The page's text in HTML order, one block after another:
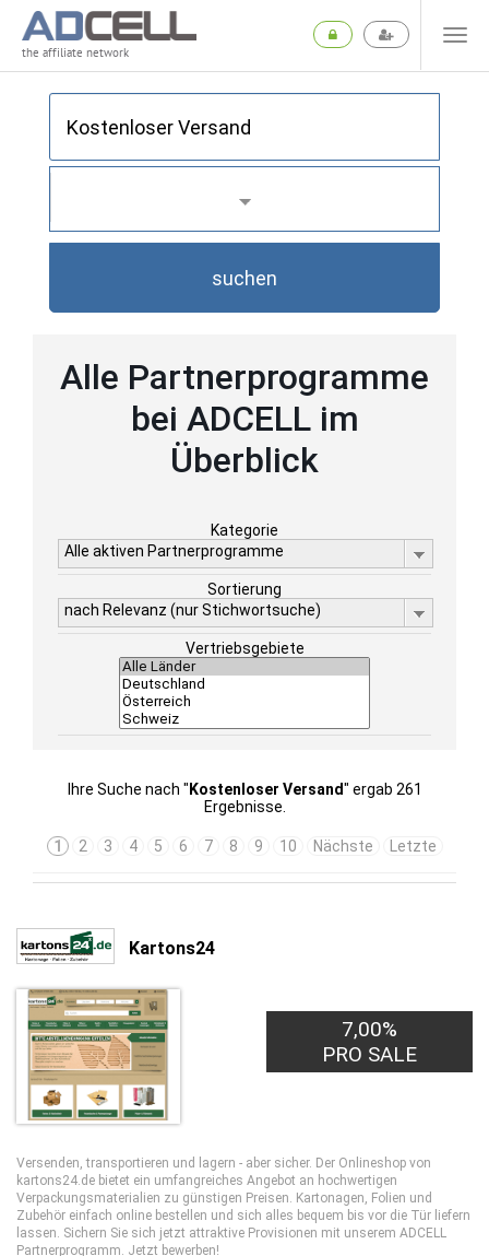
the affiliate network
suchen
Alle Partnerprogramme
bei ADCELL im
Überblick
Kategorie
Alle aktiven Partnerprogramme
Sortierung
nach Relevanz (nur Stichwortsuche)
Vertriebsgebiete
Ihre Suche nach " Kostenloser Versand" ergab 261
Ergebnisse.
1 2 3 4 5 6 7 8 9 10 Nächste Letzte
Kartons24
7,00%
PRO SALE
Versenden, transportieren und lagern - aber sicher. Der Onlineshop von
kartons24.de bietet ein umfangreiches Angebot an hochwertigen
Verpackungsmaterialien zu günstigen Preisen. Kartonagen, Folien und
Zubehör einfach online bestellen und sich alles bequem bis vor die Tür liefern
lassen. Sichern Sie sich jetzt attraktive Provisionen mit unserem ADCELL
Partnerprogramm. Jetzt bewerben!